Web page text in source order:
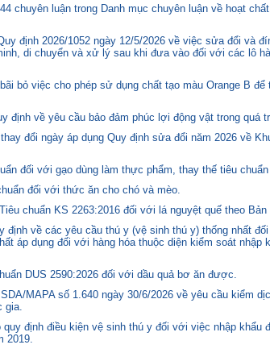
chuyên luận trong Danh mục chuyên luận về hoạt
định 2026/1052 ngày 12/5/2026 về việc sửa đổi và
di chuyển và xử lý sau khi đưa vào đối với các lô
bỏ việc cho phép sử dụng chất tạo màu Orange B
định về yêu cầu bảo đảm phúc lợi động vật trong
đổi ngày áp dụng Quy định sửa đổi năm 2026 về
đối với gạo dùng làm thực phẩm, thay thế tiêu chuẩn
đối với thức ăn cho chó và mèo.
chuẩn KS 2263:2016 đối với lá nguyệt quế theo
định về các yêu cầu thú y (vệ sinh thú y) thống nhất
áp dụng đối với hàng hóa thuộc diện kiểm soát
DUS 2590:2026 đối với dầu quả bơ ăn được.
MAPA số 1.640 ngày 30/6/2026 về yêu cầu kiểm
gia.
định điều kiện vệ sinh thú y đối với việc nhập khẩu
2019.